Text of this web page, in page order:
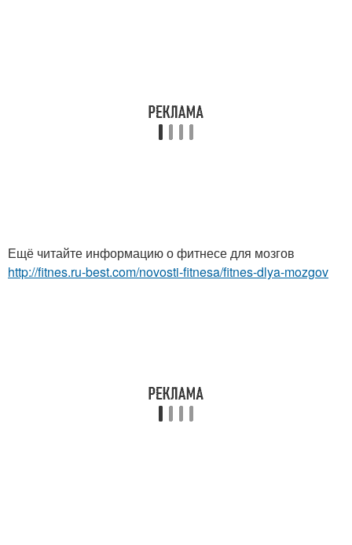
Ещё читайте информацию о фитнесе для мозгов
http://fitnes.ru-best.com/novosti-fitnesa/fitnes-dlya-mozgov